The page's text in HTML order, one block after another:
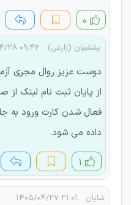
۰
پشتیبان (زارعی) ۰۹:۴۲ ۱۴۰۵/۰۴/۲۸
دوست عزیز روال مجری
از پایان ثبت نام لینک
فعال شدن کارت ورود به
داده می شود.
۱
شایان ۲۱:۰۱ ۱۴۰۵/۰۴/۲۷